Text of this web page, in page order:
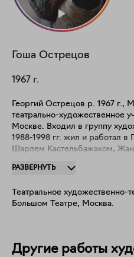
Гоша Острецов
1967 г.
Георгий Острецов р. 1967 г.,
театрально-художественное
Москве. Входил в группу
1988-1998 гг. жил и работал
Шарлем Кастельбажаком,
Венецианской биеннале
(Париж), Государственной
Государственного Русского
Петербург); в частных
РАЗВЕРНУТЬ
Театральное художественно-
Большом Театре, Москва.
Другие работы